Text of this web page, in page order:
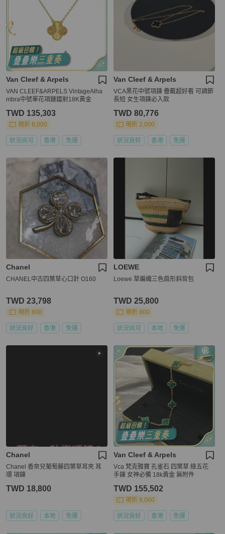
Van Cleef & Arpels
VAN CLEEF&ARPELS VintageAlha
mbra中號單花項鏈鐳射18K黃金
TWD 135,303
現折 8,000
狀況尚可 香港 免運
Van Cleef & Arpels
VCA黑花中號項鍊 疊戴超好看 可調節
長短 女生項鍊必入款
TWD 80,776
現折 2,000
狀況良好 香港 免運
Chanel
CHANEL中古四葉草心口針 O160
TWD 23,798
現折 800
狀況良好 香港 免運
LOEWE
Loewe 草編織三色扇形斜背包
TWD 25,800
現折 800
狀況尚可 本地 免運
Chanel
Chanel 香奈兒葡萄藤四葉草耳夾 耳
環 項鍊
TWD 18,800
狀況良好 本地 免運
Van Cleef & Arpels
Vca 梵克雅寶 孔雀石 四葉草 綠五花
手鍊 女神必備 18k黃金 無附件
TWD 155,502
現折 8,000
狀況良好 香港 免運